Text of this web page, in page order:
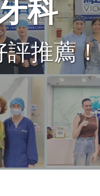
科
評推薦！